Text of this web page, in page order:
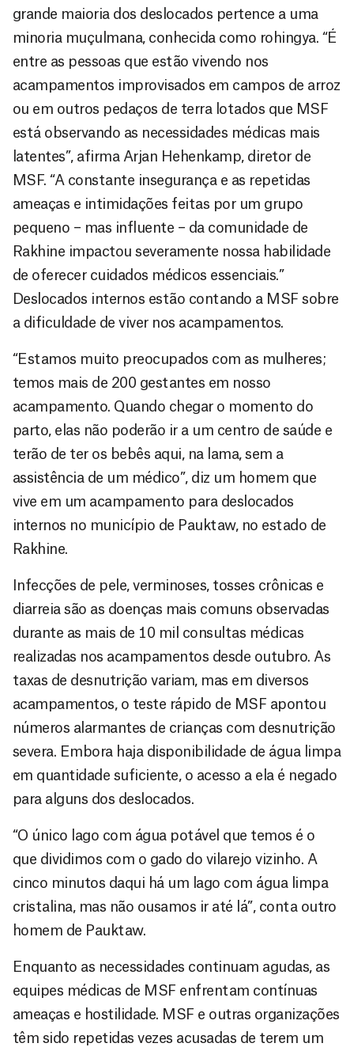
grande maioria dos deslocados pertence a uma
minoria muçulmana, conhecida como rohingya. “É
entre as pessoas que estão vivendo nos
acampamentos improvisados em campos de arroz
ou em outros pedaços de terra lotados que MSF
está observando as necessidades médicas mais
latentes”, afirma Arjan Hehenkamp, diretor de
MSF. “A constante insegurança e as repetidas
ameaças e intimidações feitas por um grupo
pequeno – mas influente – da comunidade de
Rakhine impactou severamente nossa habilidade
de oferecer cuidados médicos essenciais.”
Deslocados internos estão contando a MSF sobre
a dificuldade de viver nos acampamentos.
“Estamos muito preocupados com as mulheres;
temos mais de 200 gestantes em nosso
acampamento. Quando chegar o momento do
parto, elas não poderão ir a um centro de saúde e
terão de ter os bebês aqui, na lama, sem a
assistência de um médico”, diz um homem que
vive em um acampamento para deslocados
internos no município de Pauktaw, no estado de
Rakhine.
Infecções de pele, verminoses, tosses crônicas e
diarreia são as doenças mais comuns observadas
durante as mais de 10 mil consultas médicas
realizadas nos acampamentos desde outubro. As
taxas de desnutrição variam, mas em diversos
acampamentos, o teste rápido de MSF apontou
números alarmantes de crianças com desnutrição
severa. Embora haja disponibilidade de água limpa
em quantidade suficiente, o acesso a ela é negado
para alguns dos deslocados.
“O único lago com água potável que temos é o
que dividimos com o gado do vilarejo vizinho. A
cinco minutos daqui há um lago com água limpa
cristalina, mas não ousamos ir até lá”, conta outro
homem de Pauktaw.
Enquanto as necessidades continuam agudas, as
equipes médicas de MSF enfrentam contínuas
ameaças e hostilidade. MSF e outras organizações
têm sido repetidas vezes acusadas de terem um